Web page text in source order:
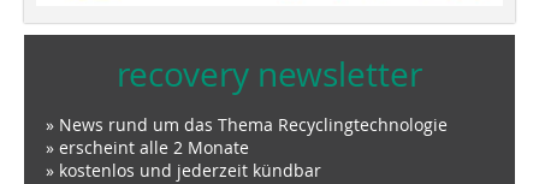
recovery newsletter
» News rund um das Thema Recyclingtechnologie
» erscheint alle 2 Monate
» kostenlos und jederzeit kündbar